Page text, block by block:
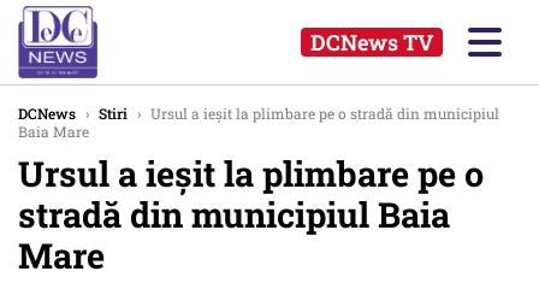
DCNews TV
DCNews › Stiri › Ursul a ieșit la plimbare pe o stradă din municipiul
Baia Mare
Ursul a ieșit la plimbare pe o
stradă din municipiul Baia
Mare